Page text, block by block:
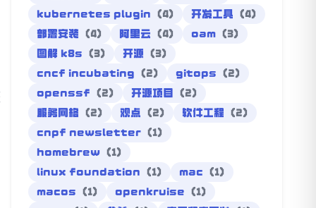
kubernetes plugin
(4) 开发工具
(4)
部署安装
(4) 阿里云 (4) oam
(3)
图解 k8s
(3) 开源
(3)
cncf incubating
(2) gitops
(2)
openssf
(2) 开源项目
(2)
服务网格
(2) 观点 (2) 软件工程
(2)
cnpf newsletter
(1)
homebrew
(1)
linux foundation
(1) mac
(1)
macos
(1) openkruise
(1)